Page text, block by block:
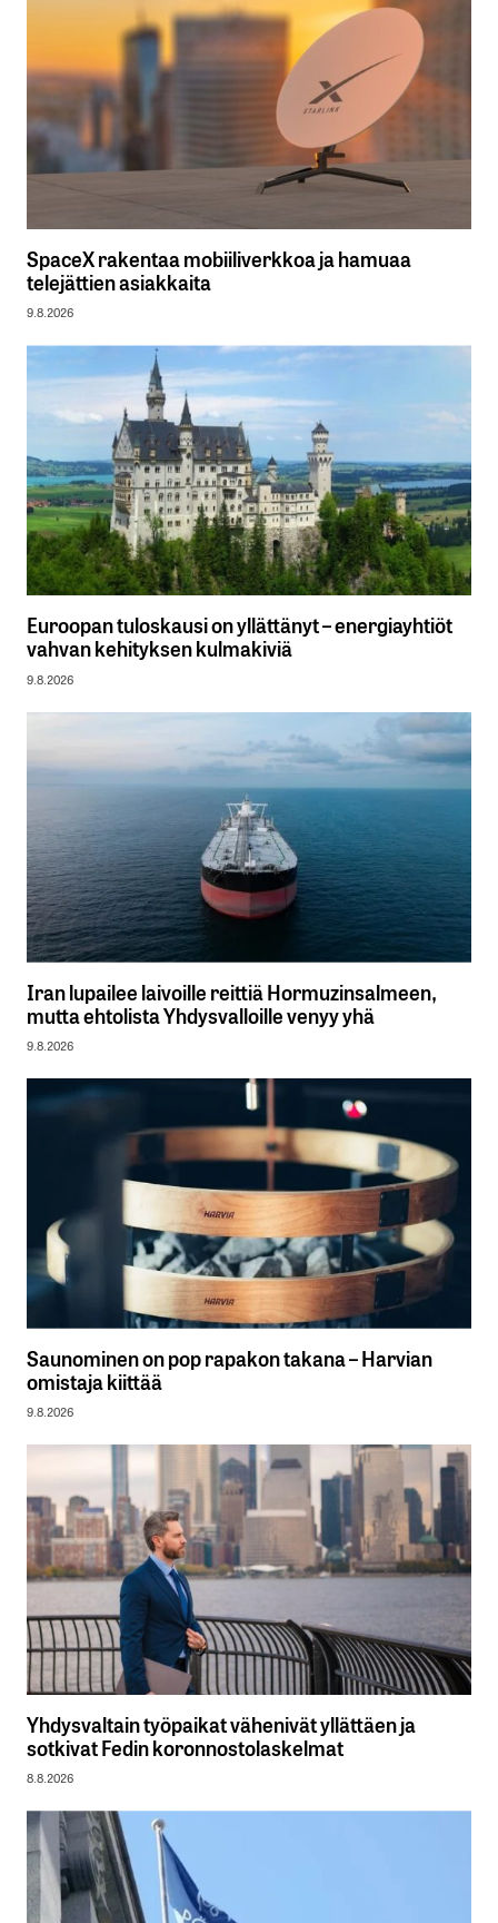
SpaceX rakentaa mobiiliverkkoa ja hamuaa
telejättien asiakkaita
9.8.2026
Euroopan tuloskausi on yllättänyt – energiayhtiöt
vahvan kehityksen kulmakiviä
9.8.2026
Iran lupailee laivoille reittiä Hormuzinsalmeen,
mutta ehtolista Yhdysvalloille venyy yhä
9.8.2026
Saunominen on pop rapakon takana – Harvian
omistaja kiittää
9.8.2026
Yhdysvaltain työpaikat vähenivät yllättäen ja
sotkivat Fedin koronnostolaskelmat
8.8.2026